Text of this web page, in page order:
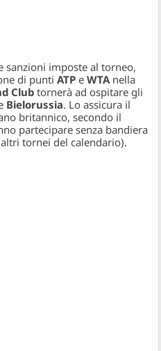
sanzioni imposte al torneo,
di puntiATPeWTA nella
Club tornerà ad ospitare gli
Bielorussia. Lo assicura il
britannico, secondo il
partecipare senza bandiera
tornei del calendario).